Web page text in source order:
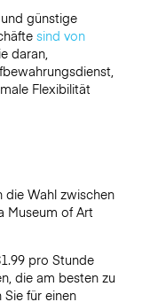
günstige
sind von
daran,
Flexibilität
die Wahl zwischen
Museum of Art
pro Stunde
die am besten zu
für einen